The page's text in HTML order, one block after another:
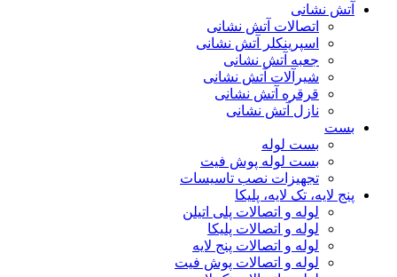
آتش نشانی
اتصالات آتش نشانی
اسپرینکلر آتش نشانی
جعبه آتش نشانی
شیرآلات آتش نشانی
قرقره آتش نشانی
نازل آتش نشانی
بست
بست لوله
بست لوله پوش فیت
تجهیزات نصب تاسیسات
پنج لایه، تک لایه، پلیکا
لوله و اتصالات پلی اتیلن
لوله و اتصالات پلیکا
لوله و اتصالات پنج لایه
لوله و اتصالات پوش فیت